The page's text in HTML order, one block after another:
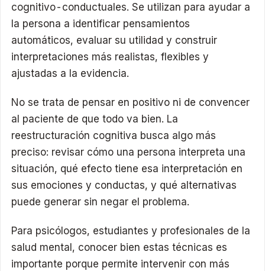
cognitivo-conductuales. Se utilizan para ayudar a
la persona a identificar pensamientos
automáticos, evaluar su utilidad y construir
interpretaciones más realistas, flexibles y
ajustadas a la evidencia.
No se trata de pensar en positivo ni de convencer
al paciente de que todo va bien. La
reestructuración cognitiva busca algo más
preciso: revisar cómo una persona interpreta una
situación, qué efecto tiene esa interpretación en
sus emociones y conductas, y qué alternativas
puede generar sin negar el problema.
Para psicólogos, estudiantes y profesionales de la
salud mental, conocer bien estas técnicas es
importante porque permite intervenir con más